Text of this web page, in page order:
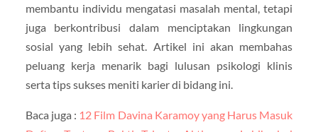
membantu individu mengatasi masalah mental, tetapi
juga berkontribusi dalam menciptakan lingkungan
sosial yang lebih sehat. Artikel ini akan membahas
peluang kerja menarik bagi lulusan psikologi klinis
serta tips sukses meniti karier di bidang ini.
Baca juga : 12 Film Davina Karamoy yang Harus Masuk